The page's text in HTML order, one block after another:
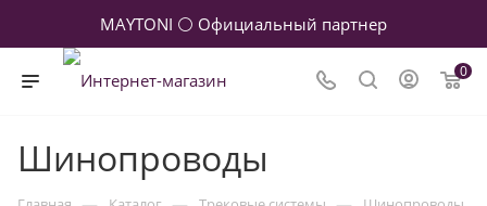
MAYTONI ⚪ Официальный партнер
0
Шинопроводы